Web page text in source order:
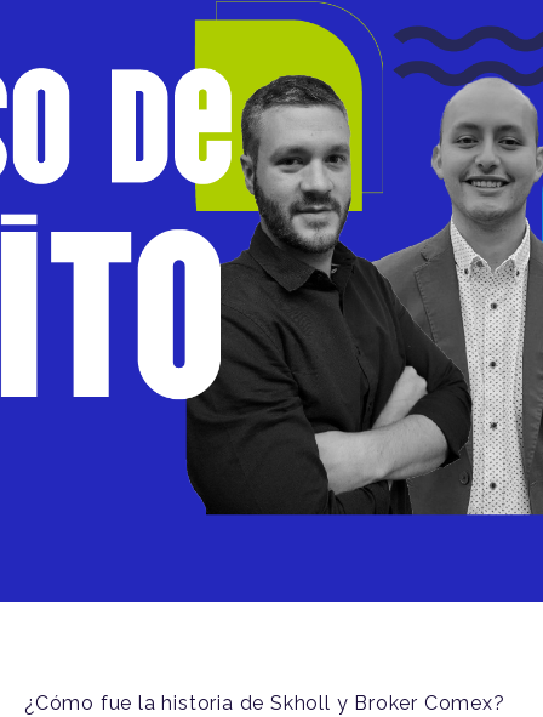
¿Cómo fue la historia de Skholl y Broker Comex?